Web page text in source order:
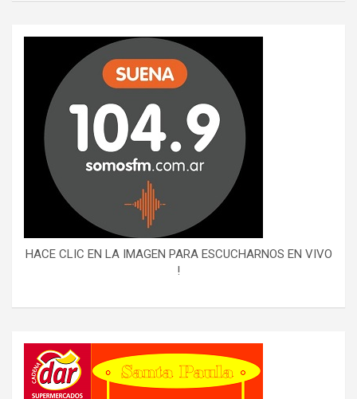
HACE CLIC EN LA IMAGEN PARA ESCUCHARNOS EN VIVO
!